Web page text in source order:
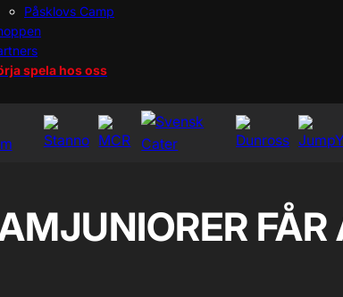
Påsklovs Camp
spela hos oss
FÅR